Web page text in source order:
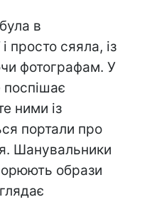
в
просто сяяла, із
фотографам. У
поспішає
ними із
портали про
Шанувальники
образи